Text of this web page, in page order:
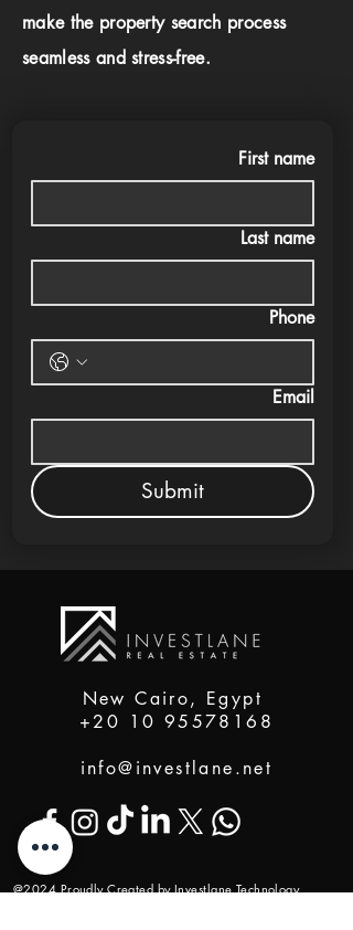
make the property search process
seamless and stress-free.
First name
Last name
Phone
Email
Submit
New Cairo, Egypt
+20 10 95578168
info@investlane.net
@2024 Proudly Created by Investlane Technology